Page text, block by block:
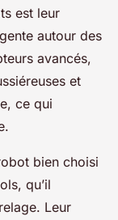
est leur
autour des
avancés,
et
ce qui
bien choisi
qu’il
Leur